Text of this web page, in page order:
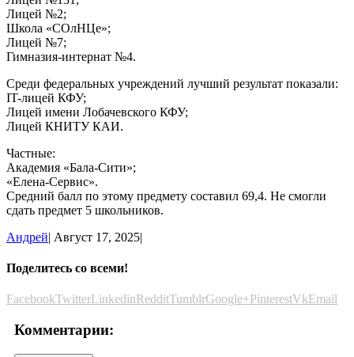
Лицей №2;
Школа «СОлНЦе»;
Лицей №7;
Гимназия-интернат №4.
Среди федеральных учреждений лучший результат показали:
IT-лицей КФУ;
Лицей имени Лобачевского КФУ;
Лицей КНИТУ КАИ.
Частные:
Академия «Бала-Сити»;
«Елена-Сервис».
Средний балл по этому предмету составил 69,4. Не смогли
сдать предмет 5 школьников.
Андрей| Август 17, 2025|
Поделитесь со всеми!
FacebookTwitterLinkedinRedditTumblrGoogle+PinterestVkEmail
Комментарии: